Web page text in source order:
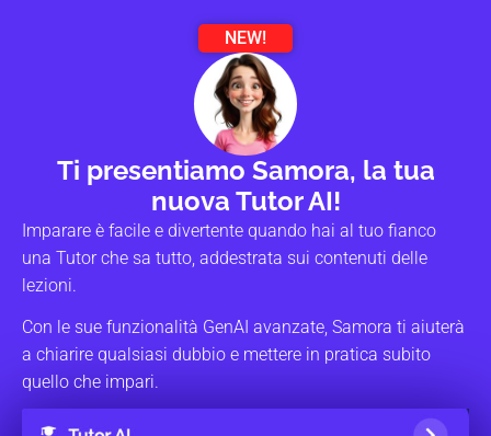
NEW!
Ti presentiamo Samora, la tua
nuova Tutor AI!
Imparare è facile e divertente quando hai al tuo fianco
una Tutor che sa tutto, addestrata sui contenuti delle
lezioni.
Con le sue funzionalità GenAI avanzate, Samora ti aiuterà
a chiarire qualsiasi dubbio e mettere in pratica subito
quello che impari.